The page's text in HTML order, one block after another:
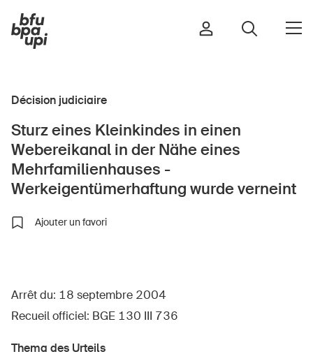
Sport et activité physique
Bâtiments et installations
Décision judiciaire
Sturz eines Kleinkindes in einen
Webereikanal in der Nähe eines
Mehrfamilienhauses -
Werkeigentümerhaftung wurde verneint
Ajouter un favori
Arrêt du: 18 septembre 2004
Recueil officiel: BGE 130 III 736
Thema des Urteils